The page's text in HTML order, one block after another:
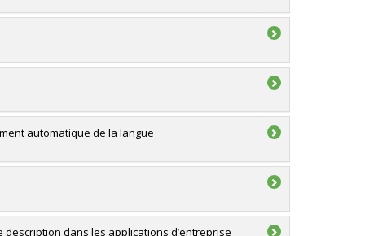
automatique de la langue
dans les applications d’entreprise